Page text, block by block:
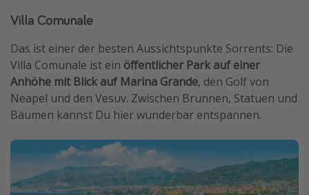
Villa Comunale
Das ist einer der besten Aussichtspunkte Sorrents: Die
Villa Comunale ist ein öffentlicher Park auf einer
Anhöhe mit Blick auf Marina Grande, den Golf von
Neapel und den Vesuv. Zwischen Brunnen, Statuen und
Bäumen kannst Du hier wunderbar entspannen.